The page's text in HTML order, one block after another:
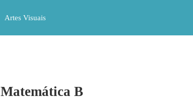
Artes Visuais
Matemática B